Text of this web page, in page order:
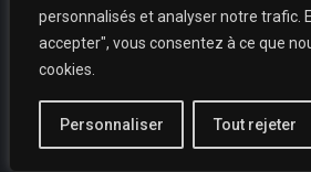
personnalisés et analyser notre trafic.
accepter", vous consentez à ce que
cookies.
Personnaliser Tout rejeter
E-mail:
dataprint@dataprint.fr
69, avenue du Maréchal Juin